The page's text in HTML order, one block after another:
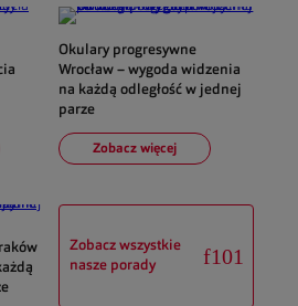
Okulary progresywne
Wrocław – wygoda widzenia
na każdą odległość w jednej
parze
Zobacz więcej
Zobacz wszystkie
nasze porady